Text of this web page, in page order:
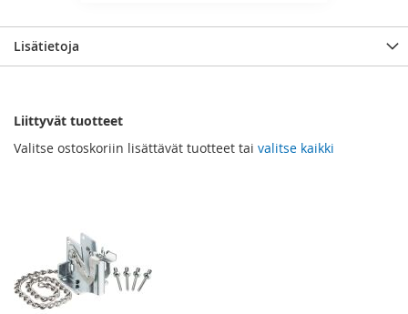
Lisätietoja
Liittyvät tuotteet
Valitse ostoskoriin lisättävät tuotteet tai valitse kaikki